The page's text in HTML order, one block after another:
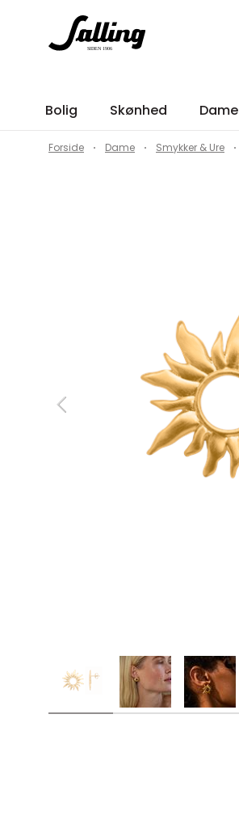
Bolig Skønhed Dame
Forside Dame Smykker & Ure